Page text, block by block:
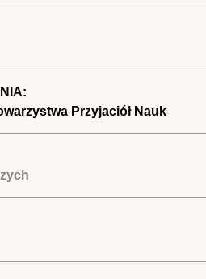
Przyjaciół Nauk